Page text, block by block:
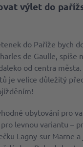
výlet do
do Paříže bych
de Gaulle, spíše
od centra
je velice důležitý
ubytování pro
levnou variantu –
Lagny-sur-Marne